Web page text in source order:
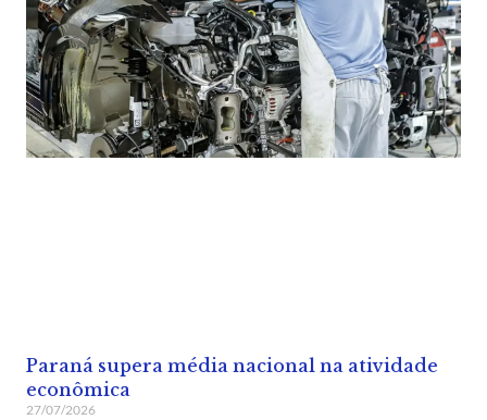
Paraná supera média nacional na atividade
econômica
27/07/2026